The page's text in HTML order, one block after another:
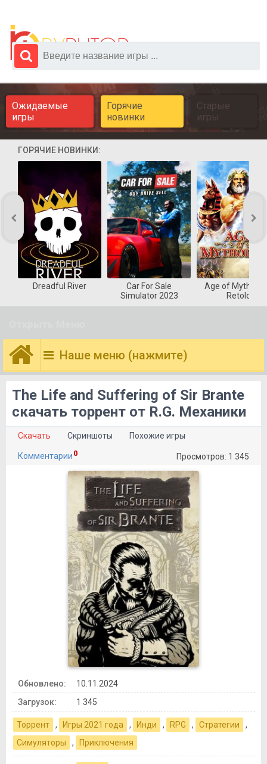
Ожидаемые
игры
Горячие
новинки
Старые
игры
ГОРЯЧИЕ НОВИНКИ:
Dreadful River
Car For Sale
Simulator 2023
Age of
Retold
Наше меню (нажмите)
The Life and Suffering of Sir Brante
скачать торрент от R.G. Механики
Скачать Скриншоты Похожие игры
Комментарии 0 Просмотров: 1 345
Обновлено:
10.11.2024
Загрузок:
1 345
Торрент , Игры 2021 года , Инди , RPG , Стратегии
,
Симуляторы
, Приключения